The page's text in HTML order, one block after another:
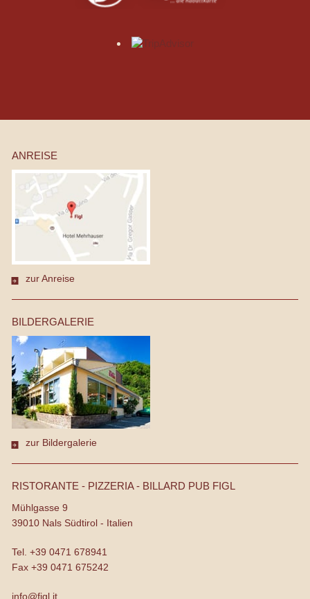
ANREISE
zur Anreise
BILDERGALERIE
zur Bildergalerie
RISTORANTE - PIZZERIA - BILLARD PUB FIGL
Mühlgasse 9
39010 Nals Südtirol - Italien
Tel. +39 0471 678941
Fax+39 0471 675242
info@figl.it